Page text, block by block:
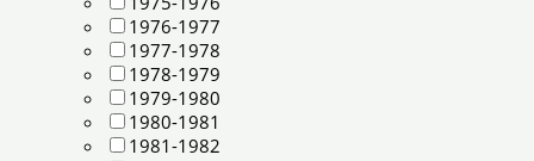
1976-1977
1977-1978
1978-1979
1979-1980
1980-1981
1981-1982